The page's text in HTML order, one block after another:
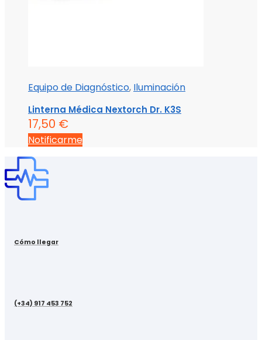
Equipo de Diagnóstico, Iluminación
Linterna Médica Nextorch Dr. K3S
17,50 €
Notificarme
Cómo llegar
(+34) 917 453 752